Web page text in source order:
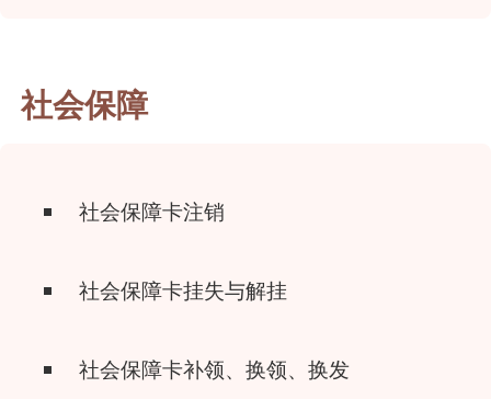
社会保障
社会保障卡注销
社会保障卡挂失与解挂
社会保障卡补领、换领、换发